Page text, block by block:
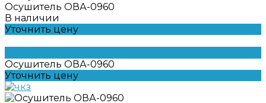
Осушитель ОВА-0960
В наличии
Уточнить цену
Осушитель ОВА-0960
Уточнить цену